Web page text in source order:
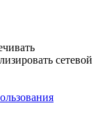
сетевой